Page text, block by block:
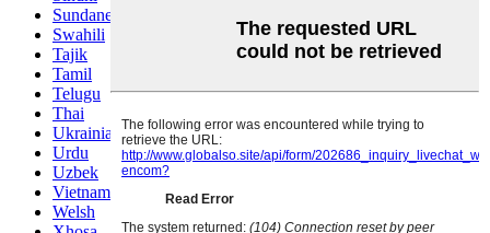
Sundanese
Swahili
Tajik
Tamil
Telugu
Thai
Ukrainian
Urdu
Uzbek
Vietnamese
Welsh